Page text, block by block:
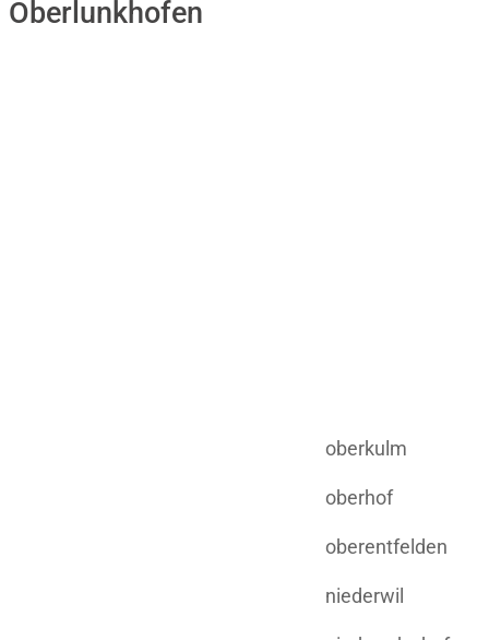
Oberlunkhofen
oberkulm
oberhof
oberentfelden
niederwil